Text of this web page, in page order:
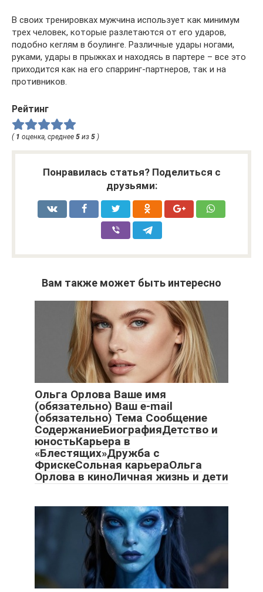
В своих тренировках мужчина использует как минимум
трех человек, которые разлетаются от его ударов,
подобно кеглям в боулинге. Различные удары ногами,
руками, удары в прыжках и находясь в партере – все это
приходится как на его спарринг-партнеров, так и на
противников.
Рейтинг
( 1 оценка, среднее 5 из 5 )
Понравилась статья? Поделиться с
друзьями:
Вам также может быть интересно
Ольга Орлова Ваше имя
(обязательно) Ваш e-mail
(обязательно) Тема Сообщение
СодержаниеБиографияДетство и
юностьКарьера в
«Блестящих»Дружба с
ФрискеСольная карьераОльга
Орлова в киноЛичная жизнь и дети